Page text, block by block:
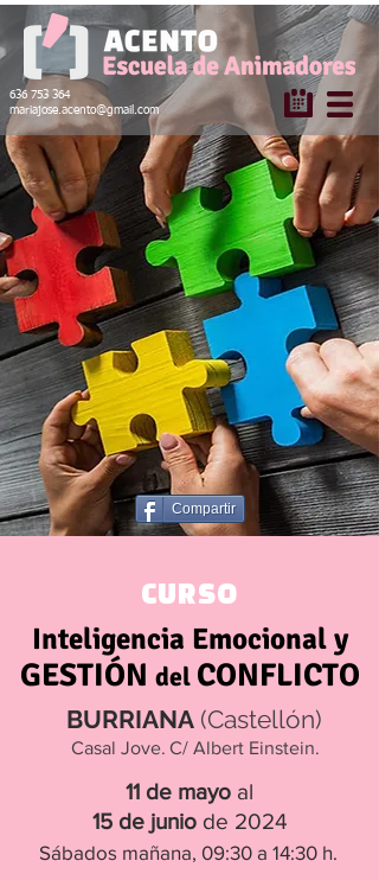
Compartir
CURSO
Inteligencia Emocional y
GESTIÓN del CONFLICTO
BURRIANA (Castellón)
Casal Jove. C/ Albert Einstein.
11 de mayo al
15 de junio de 2024
Sábados mañana, 09:30 a 14:30 h.
636 753 364
mariajose.acento@gmail.com